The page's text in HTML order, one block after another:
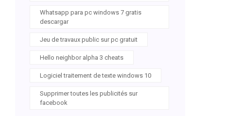
Whatsapp para pc windows 7 gratis
descargar
Jeu de travaux public sur pc gratuit
Hello neighbor alpha 3 cheats
Logiciel traitement de texte windows 10
Supprimer toutes les publicités sur
facebook